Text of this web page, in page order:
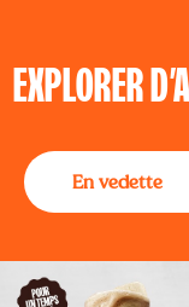
EXPLORER
En vedette